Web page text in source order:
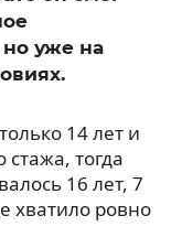
уже на
14 лет и
стажа, тогда
16 лет, 7
хватило ровно